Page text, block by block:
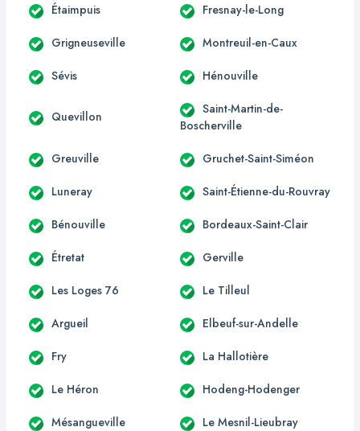
Étaimpuis Fresnay-le-Long
Grigneuseville Montreuil-en-Caux
Sévis Hénouville
Quevillon
Saint-Martin-de-
Boscherville
Greuville Gruchet-Saint-Siméon
Luneray Saint-Étienne-du-Rouvray
Bénouville Bordeaux-Saint-Clair
Étretat Gerville
Les Loges 76 Le Tilleul
Argueil Elbeuf-sur-Andelle
Fry La Hallotière
Le Héron Hodeng-Hodenger
Mésangueville Le Mesnil-Lieubray